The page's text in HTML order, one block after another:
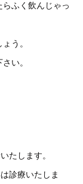
ふく飲んじゃっ
う。
い。
たします。
診療いたしま